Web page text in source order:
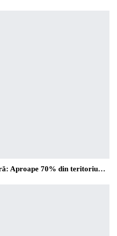
Aproape 70% din teritoriu…